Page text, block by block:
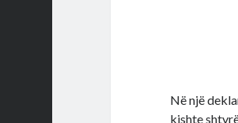
Në një
kishte